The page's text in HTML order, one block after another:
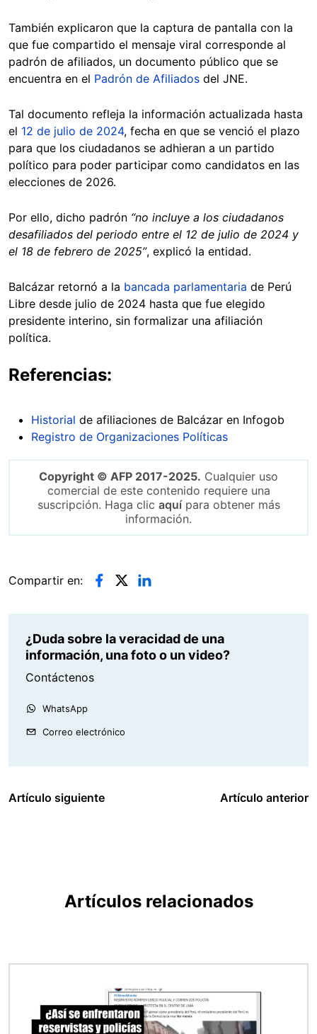
También explicaron que la captura de pantalla con la
que fue compartido el mensaje viral corresponde al
padrón de afiliados, un documento público que se
encuentra en el Padrón de Afiliados del JNE.
Tal documento refleja la información actualizada hasta
el 12 de julio de 2024, fecha en que se venció el plazo
para que los ciudadanos se adhieran a un partido
político para poder participar como candidatos en las
elecciones de 2026.
Por ello, dicho padrón “no incluye a los ciudadanos
desafiliados del periodo entre el 12 de julio de 2024 y
el 18 de febrero de 2025”, explicó la entidad.
Balcázar retornó a la bancada parlamentaria de Perú
Libre desde julio de 2024 hasta que fue elegido
presidente interino, sin formalizar una afiliación
política.
Referencias:
Historial de afiliaciones de Balcázar en Infogob
Registro de Organizaciones Políticas
Copyright © AFP 2017-2025. Cualquier uso
comercial de este contenido requiere una
suscripción. Haga clic aquípara obtener más
información.
Compartir en:
¿Duda sobre la veracidad de una
información, una foto o un video?
Contáctenos
WhatsApp
Correo electrónico
Artículo siguiente Artículo anterior
Artículos relacionados